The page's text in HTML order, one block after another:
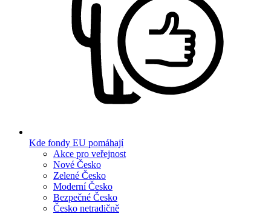
Kde fondy EU pomáhají
Akce pro veřejnost
Nové Česko
Zelené Česko
Moderní Česko
Bezpečné Česko
Česko netradičně